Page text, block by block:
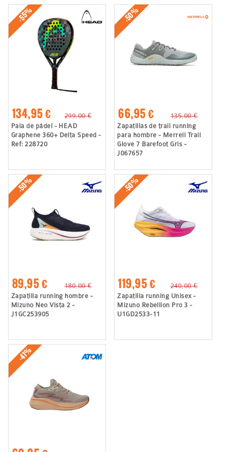
-55%
134,95 €
299,00 €
Pala de pádel - HEAD
Graphene 360+ Delta Speed -
Ref: 228720
-50%
66,95 €
135,00 €
Zapatillas de trail running
para hombre - Merrell Trail
Glove 7 Barefoot Gris -
J067657
-50%
89,95 €
180,00 €
Zapatilla running hombre -
Mizuno Neo Vista 2 -
J1GC253905
-50%
119,95 €
240,00 €
Zapatilla running Unisex -
Mizuno Rebellion Pro 3 -
U1GD2533-11
-41%